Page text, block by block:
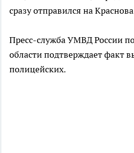
сразу отправился на
Пресс-служба УМВД России
области подтверждает факт
полицейских.